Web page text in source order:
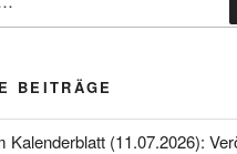
BEITRÄGE
Kalenderblatt (11.07.2026):